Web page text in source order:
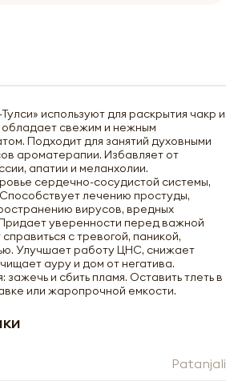
используют для раскрытия чакр и
свежим и нежным
Подходит для занятий духовными
ароматерапии. Избавляет от
апатии и меланхолии.
сердечно-сосудистой системы,
лечению простуды,
вирусов, вредных
уверенности перед важной
с тревогой, паникой,
Улучшает работу ЦНС, снижает
ауру и дом от негатива.
и сбить пламя. Оставить тлеть в
или жаропрочной емкости.
Patanjali